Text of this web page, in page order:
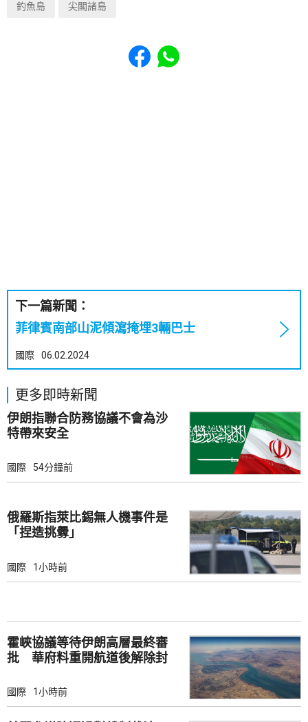
釣魚島 尖閣諸島
Share to Facebook
Share to WhatsApp
下一篇新聞：
菲律賓南部山泥傾瀉掩埋3輛巴士
國際 06.02.2024
更多即時新聞
伊朗指聯合防務協議不會為沙
特帶來安全
國際 54分鐘前
俄羅斯指萊比錫無人機事件是
「捏造挑釁」
國際 1小時前
霍峽協議等待伊朗高層最終審
批 華府料重開航道後解除封
國際 1小時前